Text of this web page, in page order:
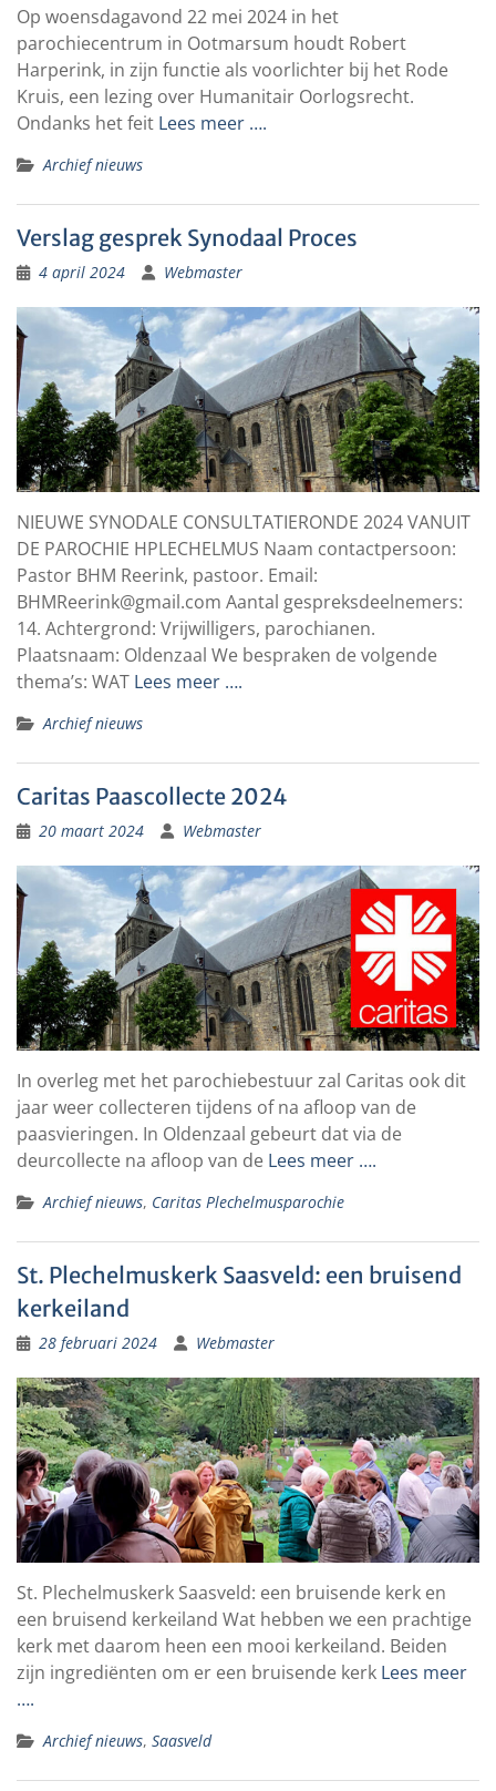
Op woensdagavond 22 mei 2024 in het
parochiecentrum in Ootmarsum houdt Robert
Harperink, in zijn functie als voorlichter bij het Rode
Kruis, een lezing over Humanitair Oorlogsrecht.
Ondanks het feit Lees meer ….
Archief nieuws
Verslag gesprek Synodaal Proces
4 april 2024 Webmaster
NIEUWE SYNODALE CONSULTATIERONDE 2024 VANUIT
DE PAROCHIE HPLECHELMUS Naam contactpersoon:
Pastor BHM Reerink, pastoor. Email:
BHMReerink@gmail.com Aantal gespreksdeelnemers:
14. Achtergrond: Vrijwilligers, parochianen.
Plaatsnaam: Oldenzaal We bespraken de volgende
thema’s: WAT Lees meer ….
Archief nieuws
Caritas Paascollecte 2024
20 maart 2024 Webmaster
In overleg met het parochiebestuur zal Caritas ook dit
jaar weer collecteren tijdens of na afloop van de
paasvieringen. In Oldenzaal gebeurt dat via de
deurcollecte na afloop van de Lees meer ….
Archief nieuws, Caritas Plechelmusparochie
St. Plechelmuskerk Saasveld: een bruisend
kerkeiland
28 februari 2024 Webmaster
St. Plechelmuskerk Saasveld: een bruisende kerk en
een bruisend kerkeiland Wat hebben we een prachtige
kerk met daarom heen een mooi kerkeiland. Beiden
zijn ingrediënten om er een bruisende kerk Lees meer
….
Archief nieuws, Saasveld